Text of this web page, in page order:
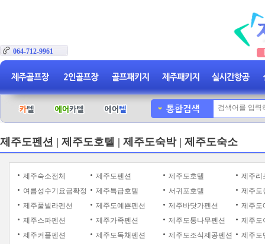
064-712-9961
제주도펜션 | 제주도호텔 | 제주도숙박 | 제주도숙소
제주숙소전체 제주도펜션 제주도호텔
제주리
여름성수기요금확정
제주특급호텔 서귀포호텔
제주도
제주풀빌라펜션
제주도예쁜펜션 제주바닷가펜션
제주도
제주스파펜션
제주가족펜션 제주도통나무펜션
제주도
제주커플펜션
제주도독채펜션 제주도조식제공펜션
제주도